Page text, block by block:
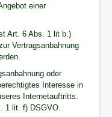
einer
Art. 6 Abs. 1 lit b.)
Vertragsanbahnung
oder
Interesse in
Internetauftritts.
1 lit. f) DSGVO.